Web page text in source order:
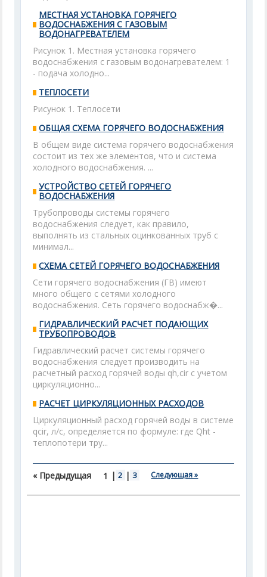
МЕСТНАЯ УСТАНОВКА ГОРЯЧЕГО
ВОДОСНАБЖЕНИЯ С ГАЗОВЫМ
ВОДОНАГРЕВАТЕЛЕМ
Рисунок 1. Местная установка горячего
водоснабжения с газовым водонагревателем: 1
- подача холодно...
ТЕПЛОСЕТИ
Рисунок 1. Теплосети
ОБЩАЯ СХЕМА ГОРЯЧЕГО ВОДОСНАБЖЕНИЯ
В общем виде система горячего водоснабжения
состоит из тех же элементов, что и система
холодного водоснабжения. ...
УСТРОЙСТВО СЕТЕЙ ГОРЯЧЕГО
ВОДОСНАБЖЕНИЯ
Трубопроводы системы горячего
водоснабжения следует, как правило,
выполнять из стальных оцинкованных труб с
минимал...
СХЕМА СЕТЕЙ ГОРЯЧЕГО ВОДОСНАБЖЕНИЯ
Сети горячего водоснабжения (ГВ) имеют
много общего с сетями холодного
водоснабжения. Сеть горячего водоснабж�...
ГИДРАВЛИЧЕСКИЙ РАСЧЕТ ПОДАЮЩИХ
ТРУБОПРОВОДОВ
Гидравлический расчет системы горячего
водоснабжения следует производить на
расчетный расход горячей воды qh,cir с учетом
циркуляционно...
РАСЧЕТ ЦИРКУЛЯЦИОННЫХ РАСХОДОВ
Циркуляционный расход горячей воды в системе
qcir, л/с, определяется по формуле: где Qht -
теплопотери тру...
« Предыдущая 1 | 2 | 3 Следующая »